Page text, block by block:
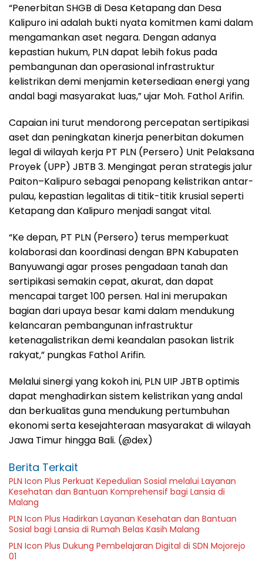
“Penerbitan SHGB di Desa Ketapang dan Desa
Kalipuro ini adalah bukti nyata komitmen kami dalam
mengamankan aset negara. Dengan adanya
kepastian hukum, PLN dapat lebih fokus pada
pembangunan dan operasional infrastruktur
kelistrikan demi menjamin ketersediaan energi yang
andal bagi masyarakat luas,” ujar Moh. Fathol Arifin.
Capaian ini turut mendorong percepatan sertipikasi
aset dan peningkatan kinerja penerbitan dokumen
legal di wilayah kerja PT PLN (Persero) Unit Pelaksana
Proyek (UPP) JBTB 3. Mengingat peran strategis jalur
Paiton–Kalipuro sebagai penopang kelistrikan antar-
pulau, kepastian legalitas di titik-titik krusial seperti
Ketapang dan Kalipuro menjadi sangat vital.
“Ke depan, PT PLN (Persero) terus memperkuat
kolaborasi dan koordinasi dengan BPN Kabupaten
Banyuwangi agar proses pengadaan tanah dan
sertipikasi semakin cepat, akurat, dan dapat
mencapai target 100 persen. Hal ini merupakan
bagian dari upaya besar kami dalam mendukung
kelancaran pembangunan infrastruktur
ketenagalistrikan demi keandalan pasokan listrik
rakyat,” pungkas Fathol Arifin.
Melalui sinergi yang kokoh ini, PLN UIP JBTB optimis
dapat menghadirkan sistem kelistrikan yang andal
dan berkualitas guna mendukung pertumbuhan
ekonomi serta kesejahteraan masyarakat di wilayah
Jawa Timur hingga Bali. (@dex)
Berita Terkait
PLN Icon Plus Perkuat Kepedulian Sosial melalui Layanan
Kesehatan dan Bantuan Komprehensif bagi Lansia di
Malang
PLN Icon Plus Hadirkan Layanan Kesehatan dan Bantuan
Sosial bagi Lansia di Rumah Belas Kasih Malang
PLN Icon Plus Dukung Pembelajaran Digital di SDN Mojorejo
01